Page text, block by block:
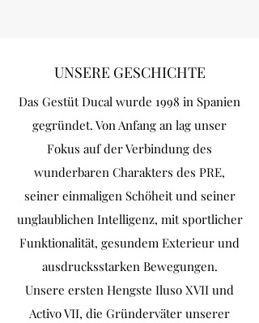
UNSERE GESCHICHTE
Das Gestüt Ducal wurde 1998 in Spanien
gegründet. Von Anfang an lag unser
Fokus auf der Verbindung des
wunderbaren Charakters des PRE,
seiner einmaligen Schöheit und seiner
unglaublichen Intelligenz, mit sportlicher
Funktionalität, gesundem Exterieur und
ausdrucksstarken Bewegungen.​
Unsere ersten Hengste Iluso XVII und
Activo VII, die Gründerväter unserer